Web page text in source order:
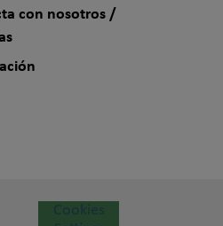
con nosotros /